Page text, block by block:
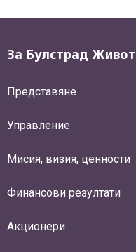
За Булстрад Живот
Представяне
Управление
Мисия, визия, ценности
Финансови резултати
Акционери